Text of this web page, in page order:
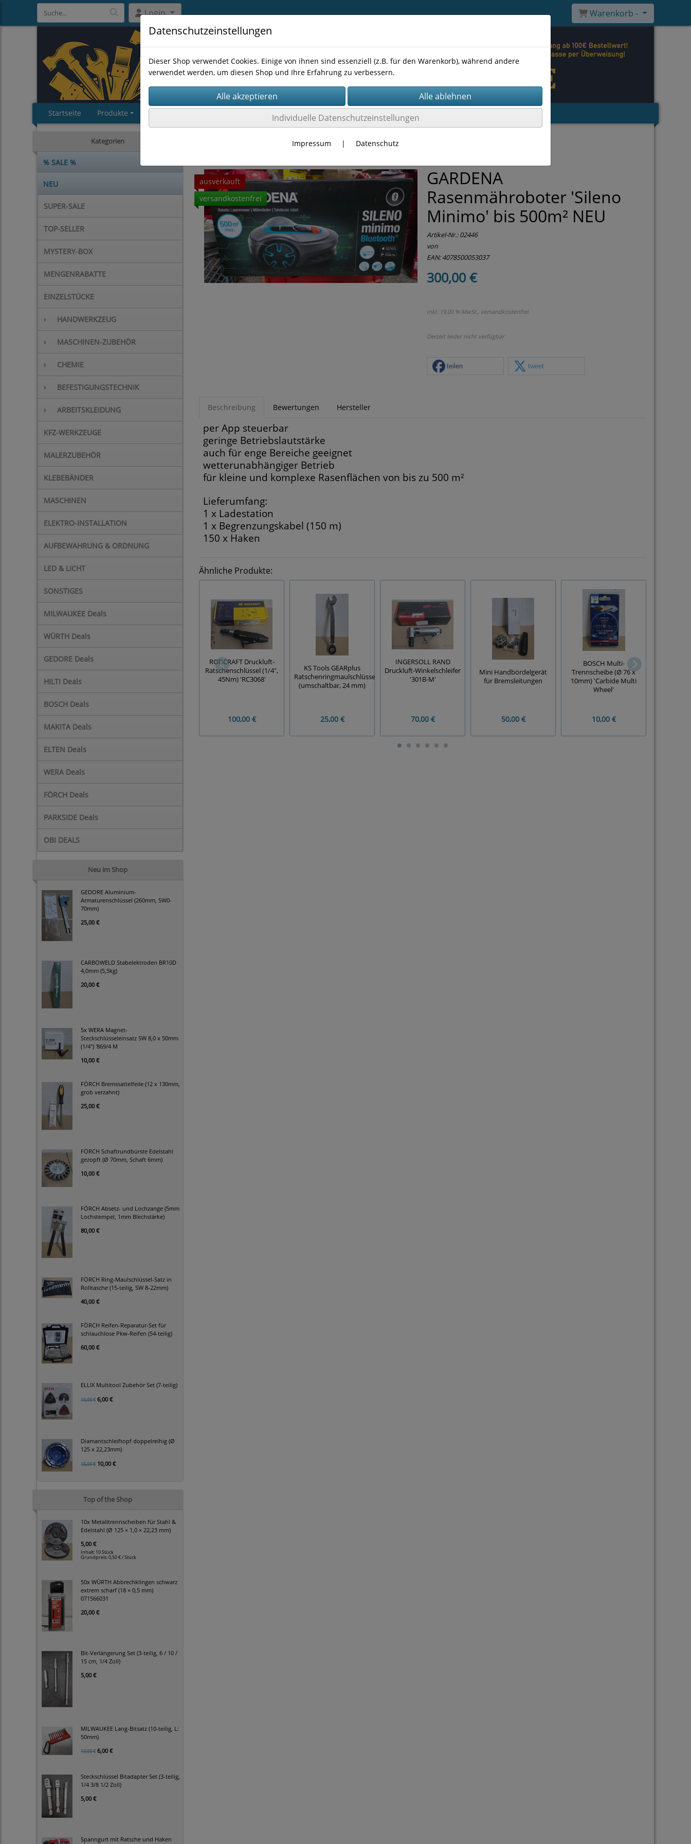
Login Warenkorb -
Startseite Produkte
Kategorien
% SALE %
NEU
SUPER-SALE
TOP-SELLER
MYSTERY-BOX
MENGENRABATTE
EINZELSTÜCKE
› HANDWERKZEUG
› MASCHINEN-ZUBEHÖR
› CHEMIE
› BEFESTIGUNGSTECHNIK
› ARBEITSKLEIDUNG
KFZ-WERKZEUGE
MALERZUBEHÖR
KLEBEBÄNDER
MASCHINEN
ELEKTRO-INSTALLATION
AUFBEWAHRUNG & ORDNUNG
LED & LICHT
SONSTIGES
MILWAUKEE Deals
WÜRTH Deals
GEDORE Deals
HILTI Deals
BOSCH Deals
MAKITA Deals
ELTEN Deals
WERA Deals
FÖRCH Deals
PARKSIDE Deals
OBI DEALS
Neu im Shop
GEDORE Aluminium-
Armaturenschlüssel (260mm, SW0-
70mm)
25,00 €
CARBOWELD Stabelektroden BR10D
4,0mm (5,5kg)
20,00 €
5x WERA Magnet-
Steckschlüsseleinsatz SW 8,0 x 50mm
(1/4") '869/4 M
10,00 €
FÖRCH Bremssattelfeile (12 x 130mm,
grob verzahnt)
25,00 €
FÖRCH Schaftrundbürste Edelstahl
gezopft (Ø 70mm, Schaft 6mm)
10,00 €
FÖRCH Absetz- und Lochzange (5mm
Lochstempel, 1mm Blechstärke)
80,00 €
FÖRCH Ring-Maulschlüssel-Satz in
Rolltasche (15-teilig, SW 8-22mm)
40,00 €
FÖRCH Reifen-Reparatur-Set für
schlauchlose Pkw-Reifen (54-teilig)
60,00 €
ELLIX Multitool Zubehör Set (7-teilig)
10,00 € 6,00 €
Diamantschleiftopf doppelreihig (Ø
125 x 22,23mm)
15,00 € 10,00 €
Top of the Shop
10x Metalltrennscheiben für Stahl &
Edelstahl (Ø 125 × 1,0 × 22,23 mm)
5,00 €
Inhalt: 10 Stück
Grundpreis:0,50 € / Stück
50x WÜRTH Abbrechklingen schwarz
extrem scharf (18 × 0,5 mm)
071566031
20,00 €
Bit-Verlängerung Set (3-teilig, 6 / 10 /
15 cm, 1/4 Zoll)
5,00 €
MILWAUKEE Lang-Bitsatz (10-teilig, L:
50mm)
10,00 € 6,00 €
Steckschlüssel Bitadapter Set (3-teilig,
1/4 3/8 1/2 Zoll)
5,00 €
Spanngurt mit Ratsche und Haken
ausverkauft
versandkostenfrei
GARDENA
Rasenmähroboter 'Sileno
Minimo' bis 500m² NEU
Artikel-Nr.:02446
von
EAN: 4078500053037
300,00 €
inkl. 19,00 % MwSt., versandkostenfrei
Derzeit leider nicht verfügbar
teilen tweet
Beschreibung Bewertungen Hersteller
per App steuerbar
geringe Betriebslautstärke
auch für enge Bereiche geeignet
wetterunabhängiger Betrieb
für kleine und komplexe Rasenflächen von bis zu 500 m²
Lieferumfang:
1 x Ladestation
1 x Begrenzungskabel (150 m)
150 x Haken
Ähnliche Produkte:
RODCRAFT Druckluft-
Ratschenschlüssel (1/4",
45Nm) 'RC3068'
100,00 €
KS Tools GEARplus
Ratschenringmaulschlüssel
(umschaltbar, 24 mm)
25,00 €
INGERSOLL RAND
Druckluft-Winkelschleifer
'301B-M'
70,00 €
Mini Handbördelgerät
für Bremsleitungen
50,00 €
BOSCH Multi-
Trennscheibe (Ø 76 x
10mm) 'Carbide Multi
Wheel'
10,00 €
Datenschutzeinstellungen
Dieser Shop verwendet Cookies. Einige von ihnen sind essenziell (z.B. für den Warenkorb), während andere
verwendet werden, um diesen Shop und Ihre Erfahrung zu verbessern.
Individuelle Datenschutzeinstellungen
Impressum | Datenschutz